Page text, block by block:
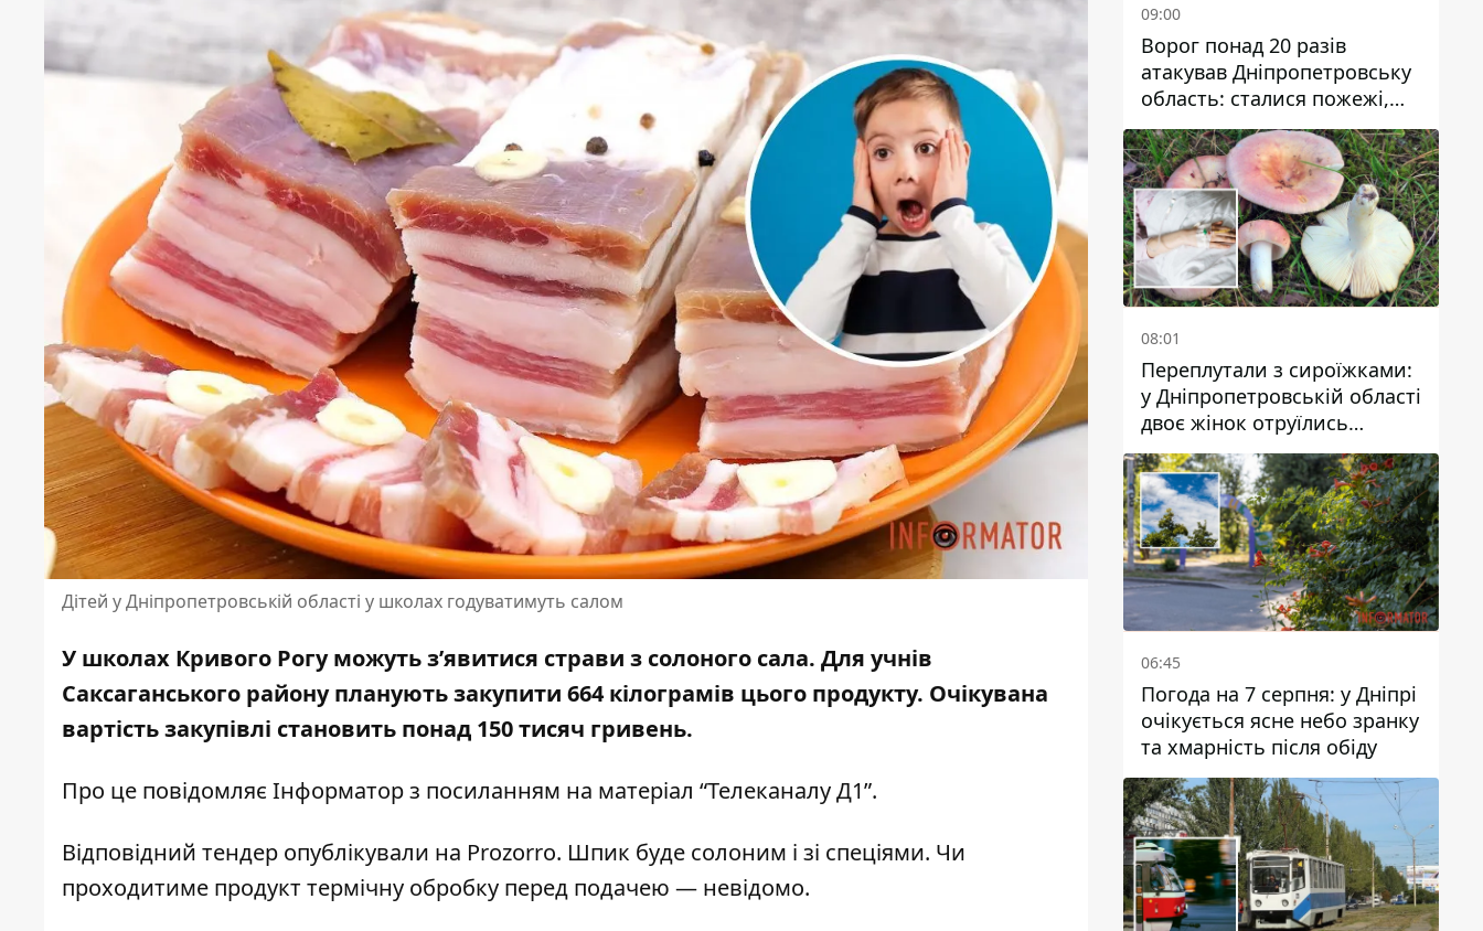
Дітей у Дніпропетровській області у школах годуватимуть салом
У школах Кривого Рогу можуть з’явитися страви з солоного сала. Для учнів
Саксаганського району планують закупити 664 кілограмів цього продукту. Очікувана
вартість закупівлі становить понад 150 тисяч гривень.
Про це повідомляє Інформатор з посиланням на матеріал “Телеканалу Д1”.
Відповідний тендер опублікували на Prozorro. Шпик буде солоним і зі спеціями. Чи
проходитиме продукт термічну обробку перед подачею — невідомо.
09:00
Ворог понад 20 разів
атакував Дніпропетровську
область: сталися пожежі,
постраждали будинки,
інфраструктура та авто
08:01
Переплутали з сироїжками:
у Дніпропетровській області
двоє жінок отруїлись
грибами
06:45
Погода на 7 серпня: у Дніпрі
очікується ясне небо зранку
та хмарність після обіду